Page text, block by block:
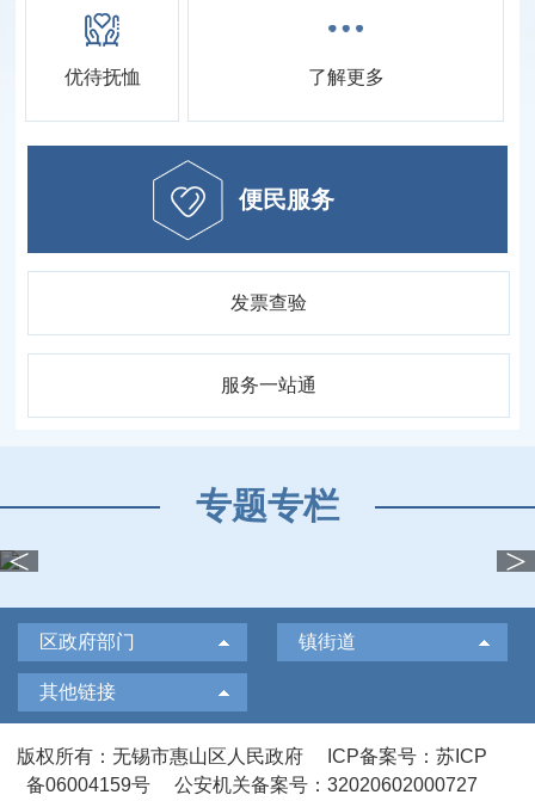
优待抚恤 了解更多
便民服务
发票查验
服务一站通
专题专栏
>
<
区政府部门 镇街道
其他链接
版权所有：无锡市惠山区人民政府
ICP备案号：苏ICP
备06004159号
公安机关备案号：32020602000727